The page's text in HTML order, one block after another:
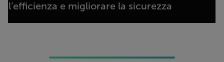
l’efficienza e migliorare la sicurezza